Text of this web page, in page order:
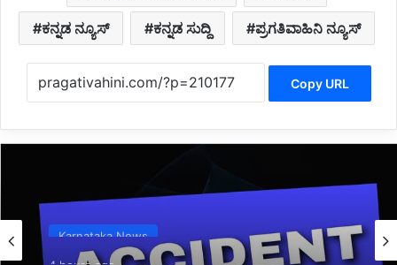
ಕನ್ನಡ ನ್ಯೂಸ್ ಕನ್ನಡ ಸುದ್ದಿ ಪ್ರಗತಿವಾಹಿನಿ ನ್ಯೂಸ್
Copy URL
Karnataka News
4 hours ago